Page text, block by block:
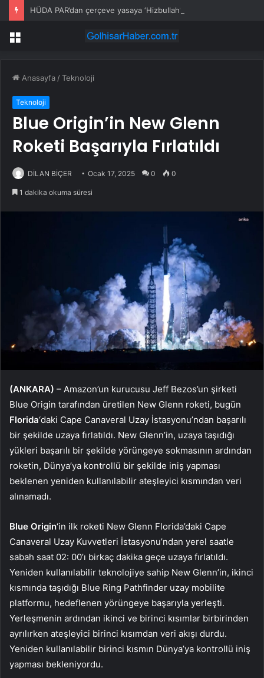
HÜDA PAR’dan çerçeve yasaya ‘Hizbullah’ önerisi
Menü
Anasayfa /Teknoloji
Teknoloji
Blue Origin’in New Glenn
Roketi Başarıyla Fırlatıldı
DİLAN BİÇER Ocak 17, 2025 0 0
1 dakika okuma süresi
(ANKARA) – Amazon’un kurucusu Jeff Bezos’un şirketi
Blue Origin tarafından üretilen New Glenn roketi, bugün
Florida‘daki Cape Canaveral Uzay İstasyonu’ndan başarılı
bir şekilde uzaya fırlatıldı. New Glenn’in, uzaya taşıdığı
yükleri başarılı bir şekilde yörüngeye sokmasının ardından
roketin, Dünya’ya kontrollü bir şekilde iniş yapması
beklenen yeniden kullanılabilir ateşleyici kısmından veri
alınamadı.
Blue Origin‘in ilk roketi New Glenn Florida’daki Cape
Canaveral Uzay Kuvvetleri İstasyonu’ndan yerel saatle
sabah saat 02: 00’ı birkaç dakika geçe uzaya fırlatıldı.
Yeniden kullanılabilir teknolojiye sahip New Glenn’in, ikinci
kısmında taşıdığı Blue Ring Pathfinder uzay mobilite
platformu, hedeflenen yörüngeye başarıyla yerleşti.
Yerleşmenin ardından ikinci ve birinci kısımlar birbirinden
ayrılırken ateşleyici birinci kısımdan veri akışı durdu.
Yeniden kullanılabilir birinci kısmın Dünya’ya kontrollü iniş
yapması bekleniyordu.